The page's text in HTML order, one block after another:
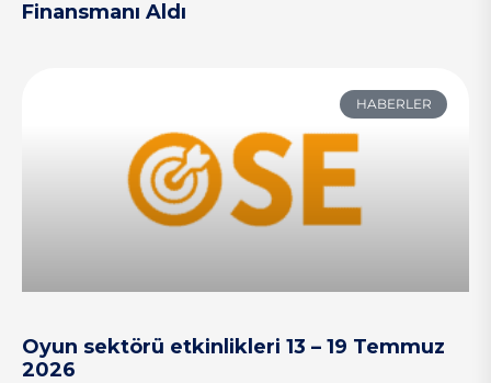
Finansmanı Aldı
HABERLER
Oyun sektörü etkinlikleri 13 – 19 Temmuz
2026